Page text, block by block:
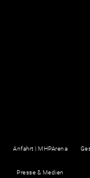
Anfahrt | MHPArena
Presse & Medien